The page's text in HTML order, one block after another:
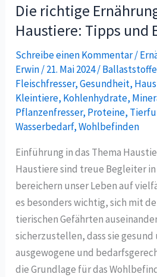
Die richtige
Haustiere: Tipps und
Schreibe einen Kommentar/
Erwin/21. Mai 2024/Ballaststoffe
Fleischfresser,Gesundheit,
Kleintiere, Kohlenhydrate,
Pflanzenfresser, Proteine,
Wasserbedarf,Wohlbefinden
Einführung in das Thema
Haustiere sind treue Begleiter
bereichern unser Leben auf
es besonders wichtig, sich mit
tierischen Gefährten
sicherzustellen, dass sie
ausgewogene und
die Grundlage für das
Ernährung
für
Tipps
und
Empfehlungen